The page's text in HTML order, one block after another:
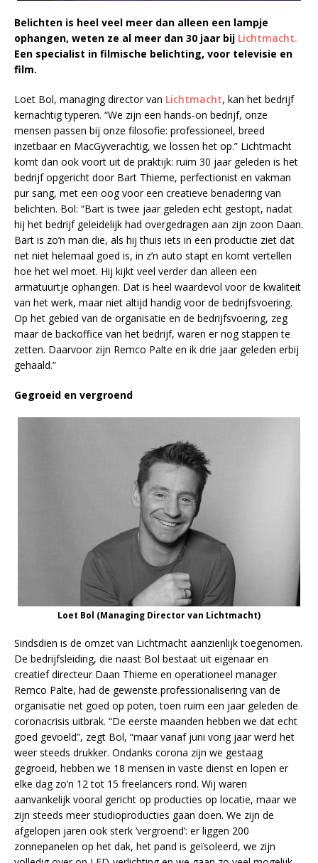
Belichten is heel veel meer dan alleen een lampje
ophangen, weten ze al meer dan 30 jaar bij Lichtmacht.
Een specialist in filmische belichting, voor televisie en
film.
Loet Bol, managing director van Lichtmacht, kan het bedrijf
kernachtig typeren. “We zijn een hands-on bedrijf, onze
mensen passen bij onze filosofie: professioneel, breed
inzetbaar en MacGyverachtig, we lossen het op.” Lichtmacht
komt dan ook voort uit de praktijk: ruim 30 jaar geleden is het
bedrijf opgericht door Bart Thieme, perfectionist en vakman
pur sang, met een oog voor een creatieve benadering van
belichten. Bol: “Bart is twee jaar geleden echt gestopt, nadat
hij het bedrijf geleidelijk had overgedragen aan zijn zoon Daan.
Bart is zo’n man die, als hij thuis iets in een productie ziet dat
net niet helemaal goed is, in z’n auto stapt en komt vertellen
hoe het wel moet. Hij kijkt veel verder dan alleen een
armatuurtje ophangen. Dat is heel waardevol voor de kwaliteit
van het werk, maar niet altijd handig voor de bedrijfsvoering.
Op het gebied van de organisatie en de bedrijfsvoering, zeg
maar de backoffice van het bedrijf, waren er nog stappen te
zetten. Daarvoor zijn Remco Palte en ik drie jaar geleden erbij
gehaald.”
Gegroeid en vergroend
Loet Bol (Managing Director van Lichtmacht)
Sindsdien is de omzet van Lichtmacht aanzienlijk toegenomen.
De bedrijfsleiding, die naast Bol bestaat uit eigenaar en
creatief directeur Daan Thieme en operationeel manager
Remco Palte, had de gewenste professionalisering van de
organisatie net goed op poten, toen ruim een jaar geleden de
coronacrisis uitbrak. “De eerste maanden hebben we dat echt
goed gevoeld”, zegt Bol, “maar vanaf juni vorig jaar werd het
weer steeds drukker. Ondanks corona zijn we gestaag
gegroeid, hebben we 18 mensen in vaste dienst en lopen er
elke dag zo’n 12 tot 15 freelancers rond. Wij waren
aanvankelijk vooral gericht op producties op locatie, maar we
zijn steeds meer studioproducties gaan doen. We zijn de
afgelopen jaren ook sterk ‘vergroend’: er liggen 200
zonnepanelen op het dak, het pand is geïsoleerd, we zijn